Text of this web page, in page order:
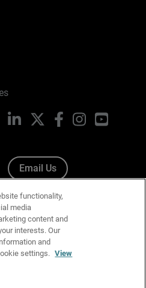
LinkedIn FacebookInstagramYouTube
Email Us
functionality,
media
content and
interests. Our
and
settings. View